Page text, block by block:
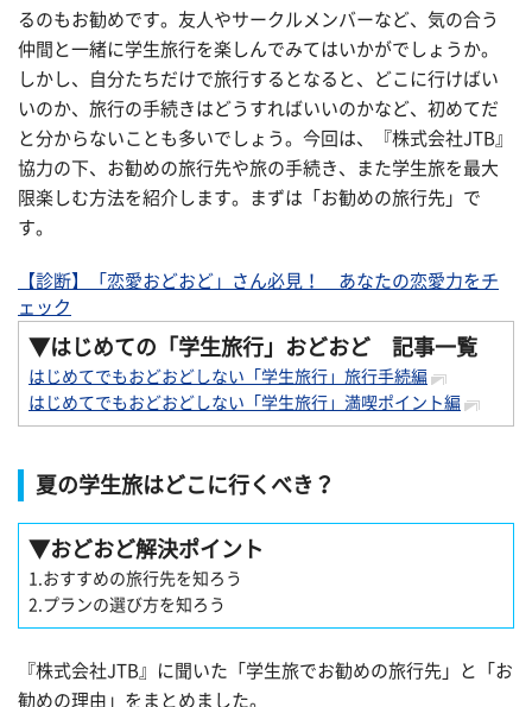
るのもお勧めです。友人やサークルメンバーなど、気の合う
仲間と一緒に学生旅行を楽しんでみてはいかがでしょうか。
しかし、自分たちだけで旅行するとなると、どこに行けばい
いのか、旅行の手続きはどうすればいいのかなど、初めてだ
と分からないことも多いでしょう。今回は、『株式会社JTB』
協力の下、お勧めの旅行先や旅の手続き、また学生旅を最大
限楽しむ方法を紹介します。まずは「お勧めの旅行先」で
す。
【診断】「恋愛おどおど」さん必見！ あなたの恋愛力をチ
ェック
▼はじめての「学生旅行」おどおど 記事一覧
はじめてでもおどおどしない「学生旅行」旅行手続編
はじめてでもおどおどしない「学生旅行」満喫ポイント編
夏の学生旅はどこに行くべき？
▼おどおど解決ポイント
1.おすすめの旅行先を知ろう
2.プランの選び方を知ろう
『株式会社JTB』に聞いた「学生旅でお勧めの旅行先」と「お
勧めの理由」をまとめました。